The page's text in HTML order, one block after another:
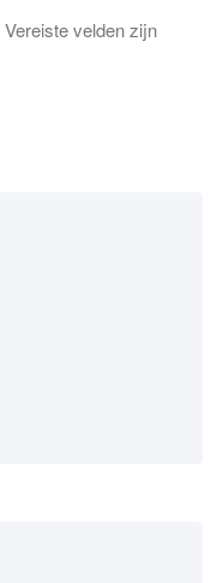
Vereiste velden zijn